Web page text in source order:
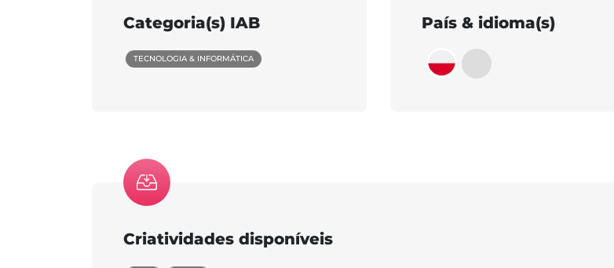
Categoria(s) IAB
TECNOLOGIA & INFORMÁTICA
País & idioma(s)
Criatividades disponíveis